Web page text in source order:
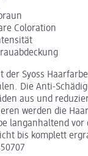
Coloration
der Syoss
Die Anti-
aus und
werden die
langanhaltend vor
bis komplett